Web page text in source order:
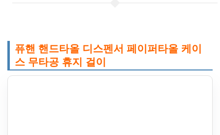
퓨핸 핸드타올 디스펜서 페이퍼타올 케이
스 무타공 휴지 걸이